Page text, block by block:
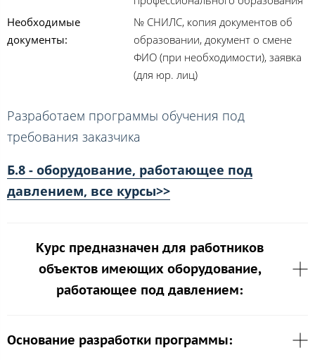
Необходимые
документы:
№ СНИЛС, копия документов об
образовании, документ о смене
ФИО (при необходимости), заявка
(для юр. лиц)
Разработаем программы обучения под
требования заказчика
Б.8 - оборудование, работающее под
давлением, все курсы>>
Курс предназначен для работников
объектов имеющих оборудование,
работающее под давлением:
Основание разработки программы: